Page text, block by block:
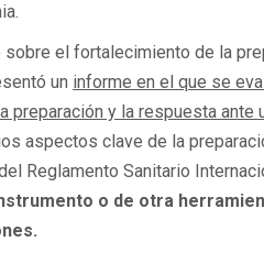
el fortalecimiento de la
un informe en el que se
y la respuesta ante
aspectos clave de la
Reglamento Sanitario
o de otra